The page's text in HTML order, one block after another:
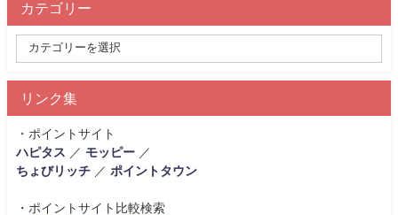
カテゴリー
リンク集
・ポイントサイト
ハピタス
／ モッピー ／
ちょびリッチ ／ ポイントタウン
・ポイントサイト比較検索